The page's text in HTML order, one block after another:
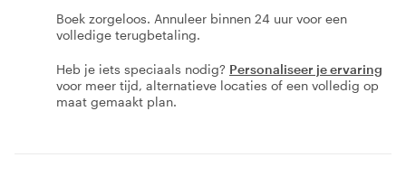
Boek zorgeloos. Annuleer binnen 24 uur voor een
volledige terugbetaling.
Heb je iets speciaals nodig? Personaliseer je ervaring
voor meer tijd, alternatieve locaties of een volledig op
maat gemaakt plan.